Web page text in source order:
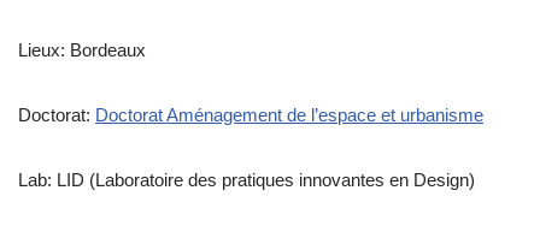
Lieux: Bordeaux
Doctorat: Doctorat Aménagement de l’espace et urbanisme
Lab: LID (Laboratoire des pratiques innovantes en Design)